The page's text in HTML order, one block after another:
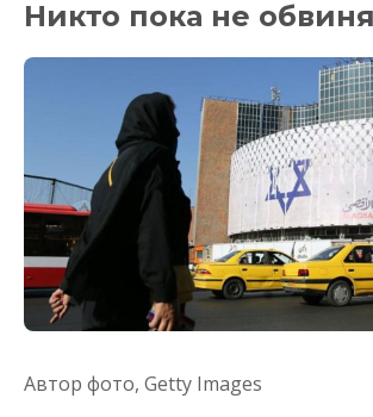
Никто пока не
Автор фото, Getty Images